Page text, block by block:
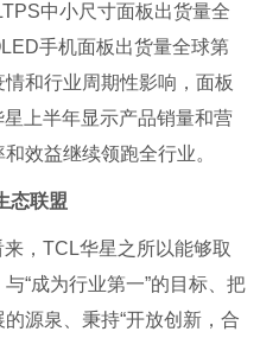
中小尺寸面板出货量全
手机面板出货量全球第
和行业周期性影响，面板
星上半年显示产品销量和营
效益继续领跑全行业。
态联盟
， TCL华星之所以能够取
与“成为行业第一”的目标、把
的源泉、秉持“开放创新，合